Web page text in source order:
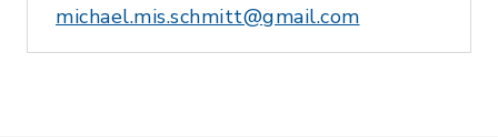
michael.mis.schmitt@gmail.com